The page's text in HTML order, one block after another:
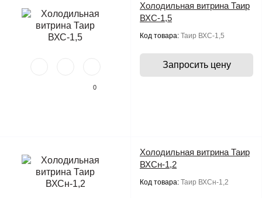
0
Холодильная витрина Таир
ВХС-1,5
Код товара: Таир ВХС-1,5
Запросить цену
Холодильная витрина Таир
ВХСн-1,2
Код товара: Таир ВХСн-1,2